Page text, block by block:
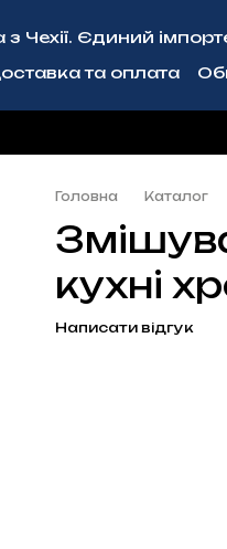
Чехії. Єдиний
та оплата
Головна Каталог
кухні
Написати відгук